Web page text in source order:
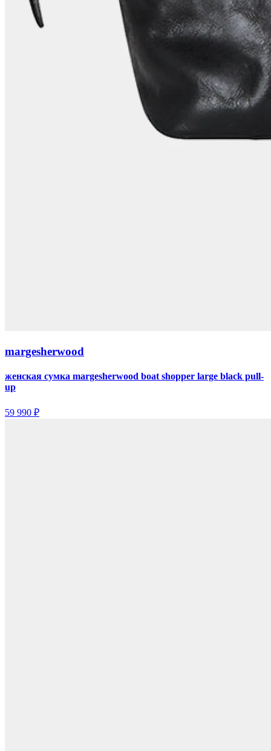
margesherwood
женская сумка margesherwood boat shopper large black pull-
up
59 990 ₽